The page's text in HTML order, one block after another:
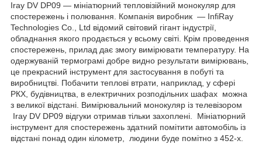
Iray DV DP09 — мініатюрний тепловізійний монокуляр для
спостережень і полювання. Компанія виробник — InfiRay
Technologies Co., Ltd відомий світовий гігант індустрії,
обладнання якого продається у всьому світі. Крім проведення
спостережень, прилад дає змогу вимірювати температуру. На
одержуваній термограмі добре видно результати вимірювань,
це прекрасний інструмент для застосування в побуті та
виробництві. Побачити теплові втрати, наприклад, у сфері
РКХ, будівництва, в електричних розподільних шафах можна
з великої відстані. Вимірювальний монокуляр із телевізором
Iray DV DP09 відгуки отримав тільки захоплені. Мініатюрний
інструмент для спостережень здатний помітити автомобіль із
відстані понад один кілометр, людини буде помітно з 452-х.